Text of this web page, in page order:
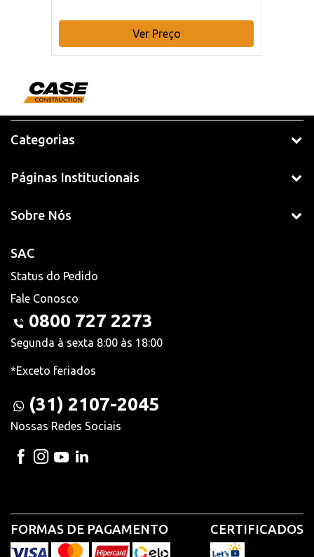
Ver Preço
Categorias
Páginas Institucionais
Sobre Nós
SAC
Status do Pedido
Fale Conosco
0800 727 2273
Segunda à sexta 8:00 às 18:00
*Exceto feriados
(31) 2107-2045
Nossas Redes Sociais
FORMAS DE PAGAMENTO CERTIFICADOS